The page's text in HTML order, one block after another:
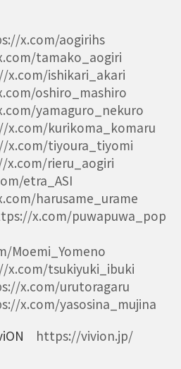
x.com/aogirihs
tamako_aogiri
x.com/ishikari_akari
oshiro_mashiro
yamaguro_nekuro
x.com/kurikoma_komaru
x.com/tiyoura_tiyomi
x.com/rieru_aogiri
etra_ASI
harusame_urame
x.com/puwapuwa_pop
Moemi_Yomeno
x.com/tsukiyuki_ibuki
x.com/urutoragaru
x.com/yasosina_mujina
https://vivion.jp/